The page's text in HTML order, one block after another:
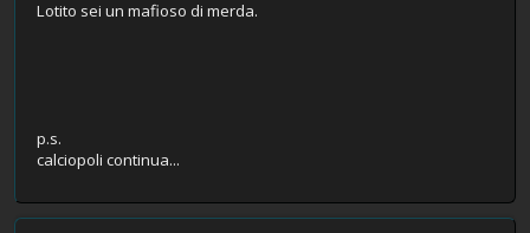
Lotito sei un mafioso di merda.
p.s.
calciopoli continua...